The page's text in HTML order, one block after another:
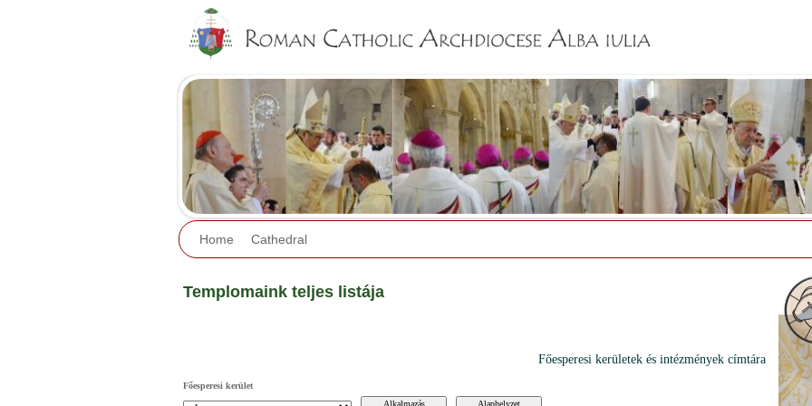
Home Cathedral
Templomaink teljes listája
Főesperesi kerületek és intézmények címtára
Főesperesi kerület